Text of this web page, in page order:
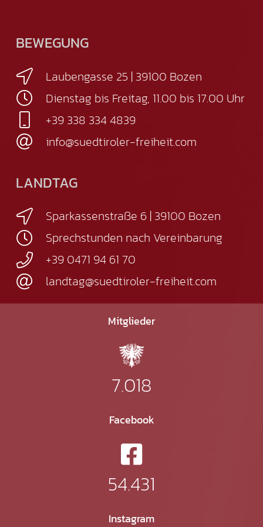
BEWEGUNG
Laubengasse 25 | 39100 Bozen
Dienstag bis Freitag, 11.00 bis 17.00 Uhr
+39 338 334 4839
info@suedtiroler-freiheit.com
LANDTAG
Sparkassenstraße 6 | 39100 Bozen
Sprechstunden nach Vereinbarung
+39 0471 94 61 70
landtag@suedtiroler-freiheit.com
Mitglieder
7.018
Facebook
54.431
Instagram